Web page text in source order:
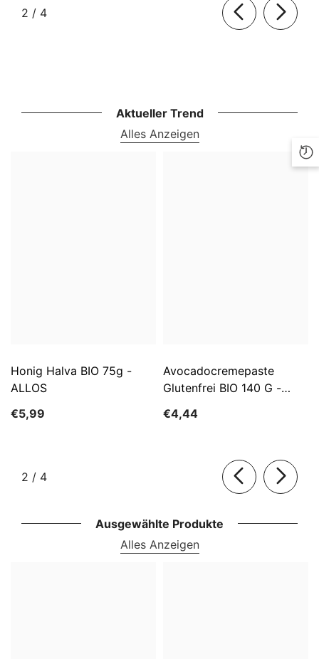
2 / von
4
Aktueller Trend
Alles Anzeigen
Honig Halva BIO 75g -
ALLOS
€5,99
Avocadocremepaste
Glutenfrei BIO 140 G -
€4,44
2 / von
4
Ausgewählte Produkte
Alles Anzeigen